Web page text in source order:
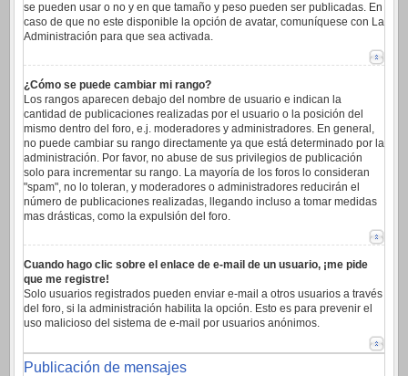
se pueden usar o no y en que tamaño y peso pueden ser publicadas. En
caso de que no este disponible la opción de avatar, comuníquese con La
Administración para que sea activada.
¿Cómo se puede cambiar mi rango?
Los rangos aparecen debajo del nombre de usuario e indican la
cantidad de publicaciones realizadas por el usuario o la posición del
mismo dentro del foro, e.j. moderadores y administradores. En general,
no puede cambiar su rango directamente ya que está determinado por la
administración. Por favor, no abuse de sus privilegios de publicación
solo para incrementar su rango. La mayoría de los foros lo consideran
"spam", no lo toleran, y moderadores o administradores reducirán el
número de publicaciones realizadas, llegando incluso a tomar medidas
mas drásticas, como la expulsión del foro.
Cuando hago clic sobre el enlace de e-mail de un usuario, ¡me pide
que me registre!
Solo usuarios registrados pueden enviar e-mail a otros usuarios a través
del foro, si la administración habilita la opción. Esto es para prevenir el
uso malicioso del sistema de e-mail por usuarios anónimos.
Publicación de mensajes